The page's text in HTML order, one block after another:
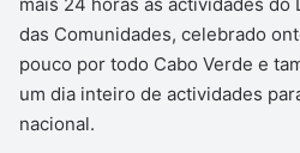
das Comunidades, celebrado
pouco por todo Cabo Verde e
um dia inteiro de actividades
nacional.